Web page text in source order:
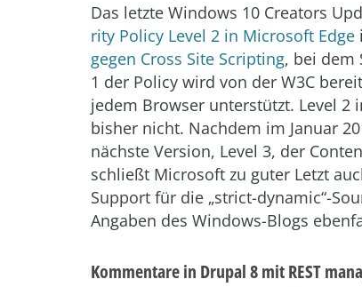
Das letzte Windows 10 Creators
rity Policy Level 2 in Microsoft Edge
gegen Cross Site Scripting, bei dem
1 der Policy wird von der W3C
jedem Browser unterstützt. Level 2
bisher nicht. Nachdem im Januar
nächste Version, Level 3, der
schließt Microsoft zu guter Letzt
Support für die „strict-dynamic“-
Angaben des Windows-Blogs
Kommentare in Drupal 8 mit REST